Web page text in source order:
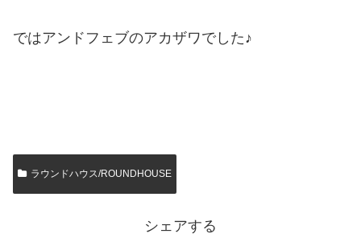
ではアンドフェブのアカザワでした♪
ラウンドハウス/ROUNDHOUSE
シェアする